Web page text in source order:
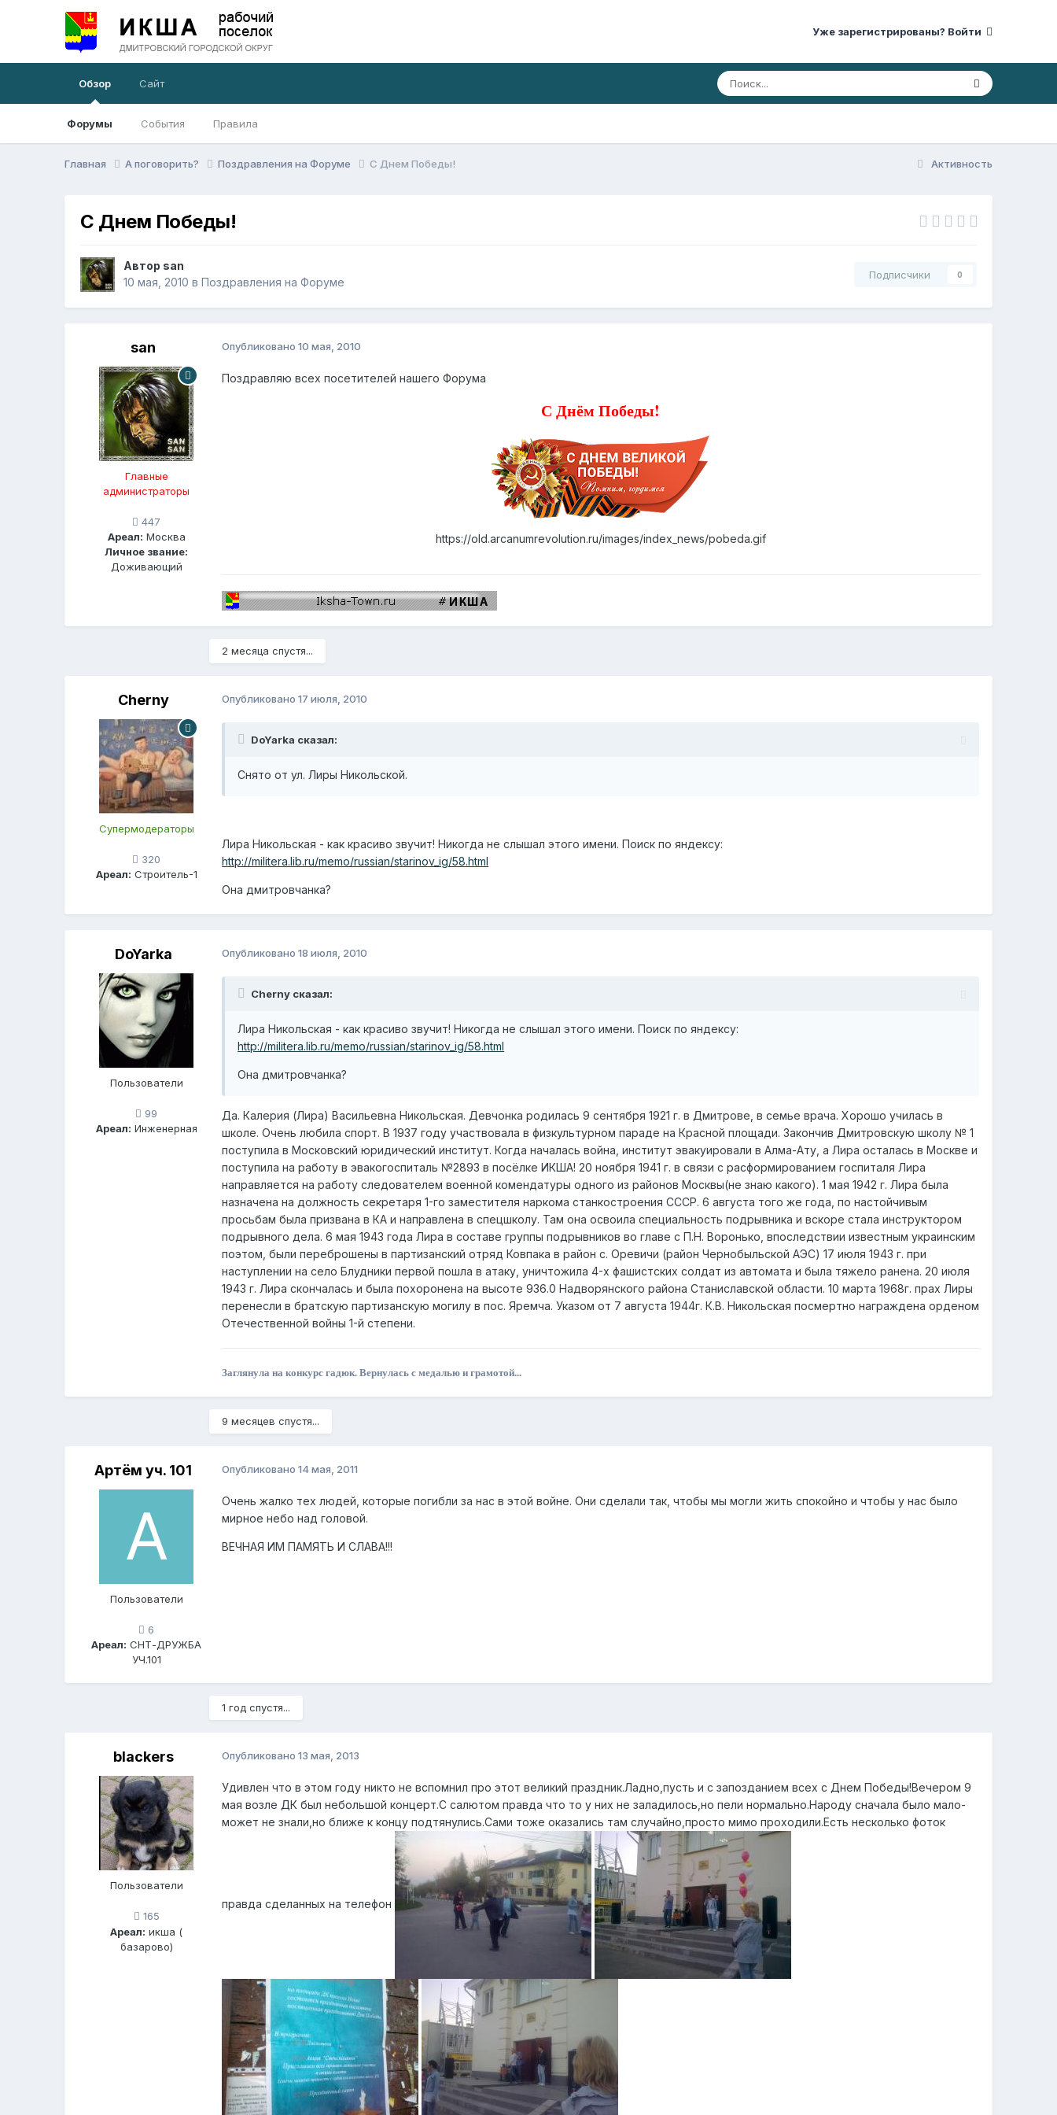
Уже зарегистрированы? Войти
Обзор
Форумы События Правила
Сайт
Активность
Главная А поговорить? Поздравления на Форуме С Днем Победы!
С Днем Победы!
Автор san
10 мая, 2010 вПоздравления на Форуме
Подписчики 0
san
Главные
администраторы
447
Ареал: Москва
Личное звание:
Доживающий
Опубликовано10 мая, 2010
Поздравляю всех посетителей нашего Форума
С Днём Победы!
https://old.arcanumrevolution.ru/images/index_news/pobeda.gif
2 месяца спустя...
Cherny
Супермодераторы
320
Ареал: Строитель-1
Опубликовано17 июля, 2010
DoYarka сказал:
Снято от ул. Лиры Никольской.
Лира Никольская - как красиво звучит! Никогда не слышал этого имени. Поиск по яндексу:
http://militera.lib.ru/memo/russian/starinov_ig/58.html
Она дмитровчанка?
DoYarka
Пользователи
99
Ареал: Инженерная
Опубликовано18 июля, 2010
Cherny сказал:
Лира Никольская - как красиво звучит! Никогда не слышал этого имени. Поиск по яндексу:
http://militera.lib.ru/memo/russian/starinov_ig/58.html
Она дмитровчанка?
Да. Калерия (Лира) Васильевна Никольская. Девчонка родилась 9 сентября 1921 г. в Дмитрове, в семье врача. Хорошо училась в
школе. Очень любила спорт. В 1937 году участвовала в физкультурном параде на Красной площади. Закончив Дмитровскую школу № 1
поступила в Московский юридический институт. Когда началась война, институт эвакуировали в Алма-Ату, а Лира осталась в Москве и
поступила на работу в эвакогоспиталь №2893 в посёлке ИКША! 20 ноября 1941 г. в связи с расформированием госпиталя Лира
направляется на работу следователем военной комендатуры одного из районов Москвы(не знаю какого). 1 мая 1942 г. Лира была
назначена на должность секретаря 1-го заместителя наркома станкостроения СССР. 6 августа того же года, по настойчивым
просьбам была призвана в КА и направлена в спецшколу. Там она освоила специальность подрывника и вскоре стала инструктором
подрывного дела. 6 мая 1943 года Лира в составе группы подрывников во главе с П.Н. Воронько, впоследствии известным украинским
поэтом, были переброшены в партизанский отряд Ковпака в район с. Оревичи (район Чернобыльской АЭС) 17 июля 1943 г. при
наступлении на село Блудники первой пошла в атаку, уничтожила 4-х фашистских солдат из автомата и была тяжело ранена. 20 июля
1943 г. Лира скончалась и была похоронена на высоте 936.0 Надворянского района Станиславской области. 10 марта 1968г. прах Лиры
перенесли в братскую партизанскую могилу в пос. Яремча. Указом от 7 августа 1944г. К.В. Никольская посмертно награждена орденом
Отечественной войны 1-й степени.
Заглянула на конкурс гадюк. Вернулась с медалью и грамотой...
9 месяцев спустя...
Артём уч. 101
Пользователи
6
Ареал: СНТ-ДРУЖБА
УЧ.101
Опубликовано14 мая, 2011
Очень жалко тех людей, которые погибли за нас в этой войне. Они сделали так, чтобы мы могли жить спокойно и чтобы у нас было
мирное небо над головой.
ВЕЧНАЯ ИМ ПАМЯТЬ И СЛАВА!!!
1 год спустя...
blackers
Пользователи
165
Ареал: икша (
базарово)
Опубликовано13 мая, 2013
Удивлен что в этом году никто не вспомнил про этот великий праздник.Ладно,пусть и с запозданием всех с Днем Победы!Вечером 9
мая возле ДК был небольшой концерт.С салютом правда что то у них не заладилось,но пели нормально.Народу сначала было мало-
может не знали,но ближе к концу подтянулись.Сами тоже оказались там случайно,просто мимо проходили.Есть несколько фоток
правда сделанных на телефон